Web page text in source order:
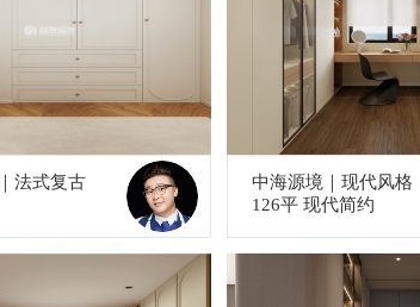
法式复古
中海源境｜现代风格
126平 现代简约